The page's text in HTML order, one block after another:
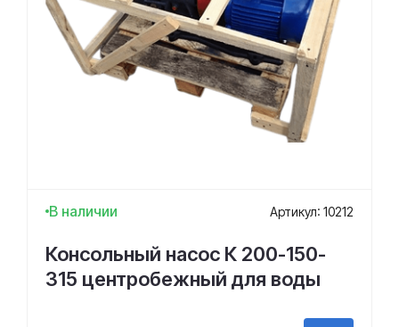
В наличии Артикул: 10212
Консольный насос К 200-150-
315 центробежный для воды